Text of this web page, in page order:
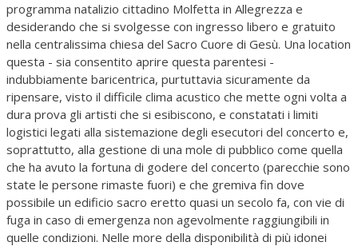
programma natalizio cittadino Molfetta in Allegrezza e
desiderando che si svolgesse con ingresso libero e gratuito
nella centralissima chiesa del Sacro Cuore di Gesù. Una location
questa - sia consentito aprire questa parentesi -
indubbiamente baricentrica, purtuttavia sicuramente da
ripensare, visto il difficile clima acustico che mette ogni volta a
dura prova gli artisti che si esibiscono, e constatati i limiti
logistici legati alla sistemazione degli esecutori del concerto e,
soprattutto, alla gestione di una mole di pubblico come quella
che ha avuto la fortuna di godere del concerto (parecchie sono
state le persone rimaste fuori) e che gremiva fin dove
possibile un edificio sacro eretto quasi un secolo fa, con vie di
fuga in caso di emergenza non agevolmente raggiungibili in
quelle condizioni. Nelle more della disponibilità di più idonei